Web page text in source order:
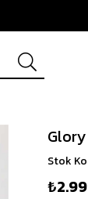
Stok